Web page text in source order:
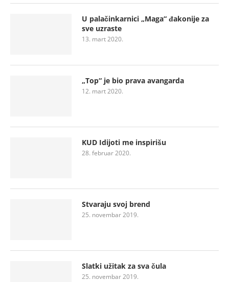
U palačinkarnici „Maga“ đakonije za
sve uzraste
13. mart 2020.
„Top“ je bio prava avangarda
12. mart 2020.
KUD Idijoti me inspirišu
28. februar 2020.
Stvaraju svoj brend
25. novembar 2019.
Slatki užitak za sva čula
25. novembar 2019.